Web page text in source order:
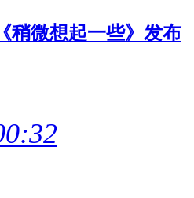
稍微想起一些》发布